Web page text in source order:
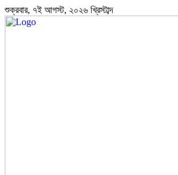
শুক্রবার, ৭ই আগস্ট, ২০২৬ খ্রিস্টাব্দ